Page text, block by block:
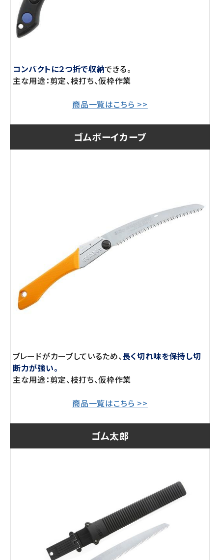
コンパクトに２つ折で収納できる。
主な用途：剪定、枝打ち、仮枠作業
商品一覧はこちら >>
ゴムボーイカーブ
ブレードがカーブしているため、長く切れ味を保持し切
断力が強い。
主な用途：剪定、枝打ち、仮枠作業
商品一覧はこちら >>
ゴム太郎